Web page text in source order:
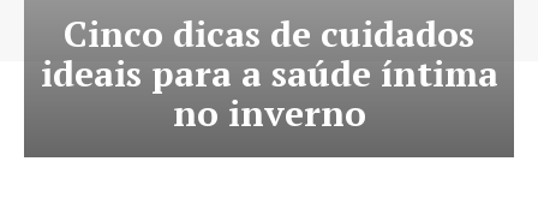
Cinco dicas de cuidados
ideais para a saúde íntima
no inverno